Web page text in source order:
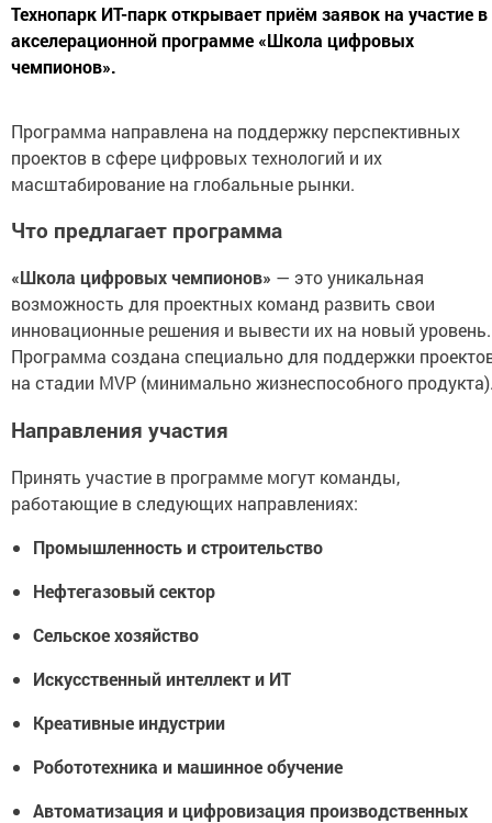
Технопарк ИТ-парк открывает приём заявок на участие в
акселерационной программе «Школа цифровых
чемпионов».
Программа направлена на поддержку перспективных
проектов в сфере цифровых технологий и их
масштабирование на глобальные рынки.
Что предлагает программа
«Школа цифровых чемпионов» — это уникальная
возможность для проектных команд развить свои
инновационные решения и вывести их на новый уровень.
Программа создана специально для поддержки
на стадии MVP (минимально жизнеспособного
Направления участия
Принять участие в программе могут команды,
работающие в следующих направлениях:
Промышленность и строительство
Нефтегазовый сектор
Сельское хозяйство
Искусственный интеллект и ИТ
Креативные индустрии
Робототехника и машинное обучение
Автоматизация и цифровизация производственных